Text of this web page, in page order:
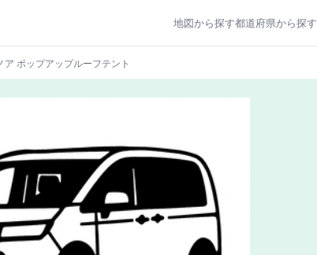
地図から探す都道府県から探す
ア ポップアップルーフテント